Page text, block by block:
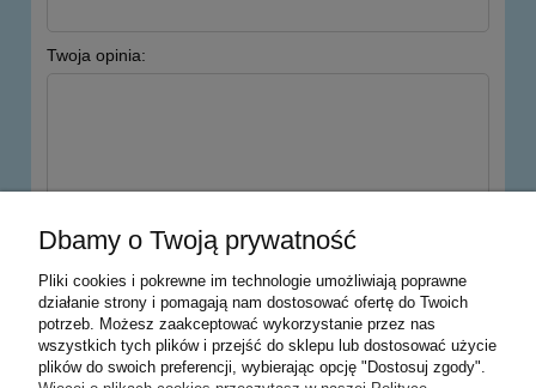
Twoja opinia:
Warunki zakupów
Dbamy o Twoją prywatność
Pliki cookies i pokrewne im technologie umożliwiają poprawne
działanie strony i pomagają nam dostosować ofertę do Twoich
potrzeb. Możesz zaakceptować wykorzystanie przez nas
wszystkich tych plików i przejść do sklepu lub dostosować użycie
plików do swoich preferencji, wybierając opcję "Dostosuj zgody".